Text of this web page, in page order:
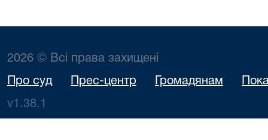
2026 © Всі права захищені
Про суд Прес-центр Громадянам
v1.38.1